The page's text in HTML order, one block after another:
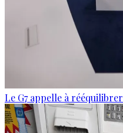
Le G7 appelle à